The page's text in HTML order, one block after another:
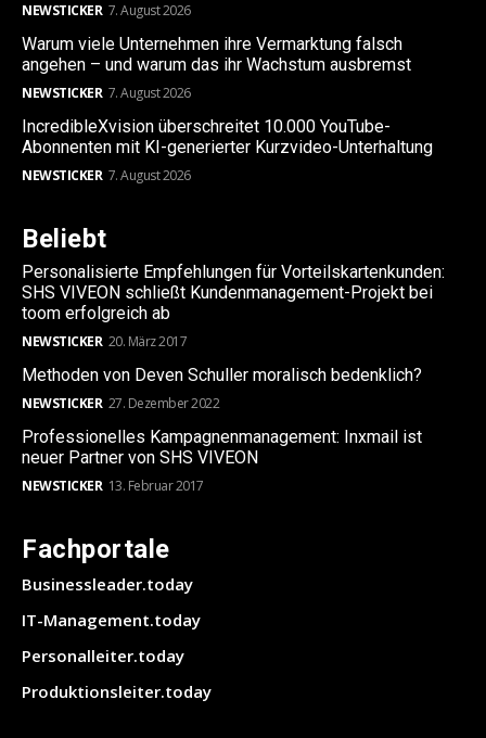
NEWSTICKER 7. August 2026
Warum viele Unternehmen ihre Vermarktung falsch
angehen – und warum das ihr Wachstum ausbremst
NEWSTICKER 7. August 2026
IncredibleXvision überschreitet 10.000 YouTube-
Abonnenten mit KI-generierter Kurzvideo-Unterhaltung
NEWSTICKER 7. August 2026
Beliebt
Personalisierte Empfehlungen für Vorteilskartenkunden:
SHS VIVEON schließt Kundenmanagement-Projekt bei
toom erfolgreich ab
NEWSTICKER 20. März 2017
Methoden von Deven Schuller moralisch bedenklich?
NEWSTICKER 27. Dezember 2022
Professionelles Kampagnenmanagement: Inxmail ist
neuer Partner von SHS VIVEON
NEWSTICKER 13. Februar 2017
Fachportale
Businessleader.today
IT-Management.today
Personalleiter.today
Produktionsleiter.today